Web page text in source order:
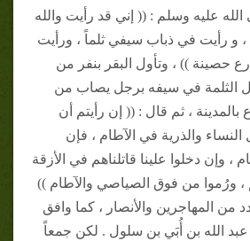
الله عليه وسلم : (( إني قد رأيت والله
، و رأيت في ذباب سيفي ثلماً ، ورأيت
حصينة )) ، وتأول البقر بنفر من
الثلمة في سيفه برجل يصاب من
بالمدينة ، ثم قال : (( إن رأيتم أن
النساء والذرية في الآطام ، فإن
، وإن دخلوا علينا قاتلناهم في الأزقة
، ورُموا من فوق الصياصي والآطام ))
من المهاجرين والأنصار ، كما وافق
الله بن أُبَي بن سلول . لكن جمعاً